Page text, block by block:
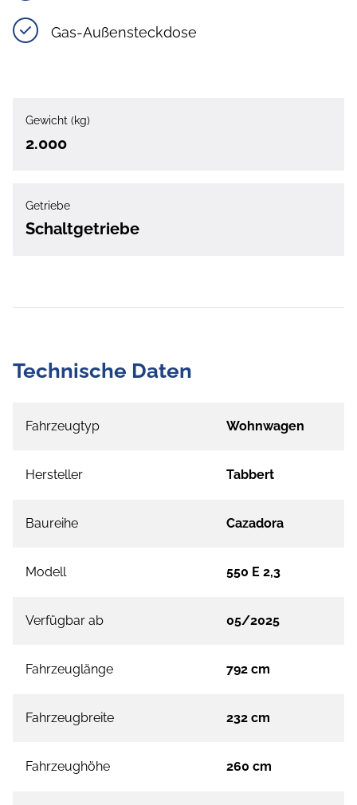
Gas-Außensteckdose
Gewicht (kg)
2.000
Getriebe
Schaltgetriebe
Technische Daten
Fahrzeugtyp Wohnwagen
Hersteller Tabbert
Baureihe Cazadora
Modell 550 E 2,3
Verfügbar ab 05/2025
Fahrzeuglänge 792 cm
Fahrzeugbreite 232 cm
Fahrzeughöhe 260 cm